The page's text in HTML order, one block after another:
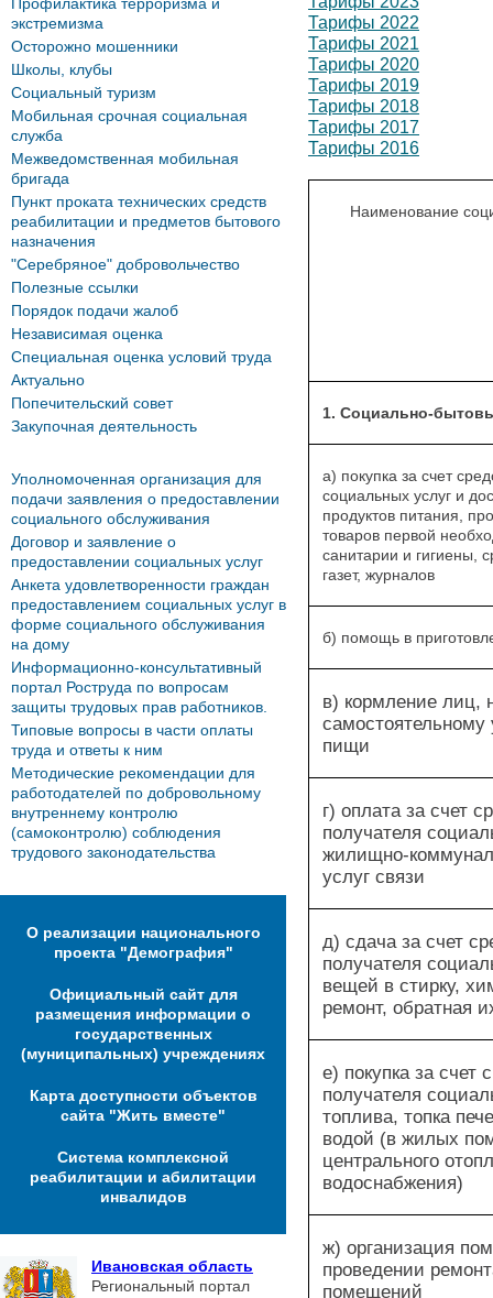
Тарифы 2022
Тарифы 2021
Тарифы 2020
Тарифы 2019
Тарифы 2018
Тарифы 2017
Тарифы 2016
Наименование
1. Социально-
а) покупка за счет
социальных услуг и
продуктов питания,
товаров первой
санитарии и гигиены,
газет, журналов
б) помощь в
в) кормление лиц,
пищи
г) оплата за счет
получателя
жилищно-
услуг связи
д) сдача за счет
получателя
вещей в стирку,
ремонт, обратная
е) покупка за счет
получателя
топлива, топка
водой (в жилых
центрального
водоснабжения)
ж) организация
проведении
помещений
экстремизма
Осторожно мошенники
Школы, клубы
Социальный туризм
Мобильная срочная социальная
служба
Межведомственная мобильная
бригада
Пункт проката технических средств
реабилитации и предметов бытового
назначения
"Серебряное" добровольчество
Полезные ссылки
Порядок подачи жалоб
Независимая оценка
Специальная оценка условий труда
Актуально
Попечительский совет
Закупочная деятельность
Уполномоченная организация для
подачи заявления о предоставлении
социального обслуживания
Договор и заявление о
предоставлении социальных услуг
Анкета удовлетворенности граждан
предоставлением социальных услуг в
форме социального обслуживания
на дому
Информационно-консультативный
портал Роструда по вопросам
защиты трудовых прав работников.
Типовые вопросы в части оплаты
труда и ответы к ним
Методические рекомендации для
работодателей по добровольному
внутреннему контролю
(самоконтролю) соблюдения
трудового законодательства
О реализации национального
проекта "Демография"
Официальный сайт для
размещения информации о
государственных
(муниципальных) учреждениях
Карта доступности объектов
сайта "Жить вместе"
Система комплексной
реабилитации и абилитации
инвалидов
Ивановская область
Региональный портал